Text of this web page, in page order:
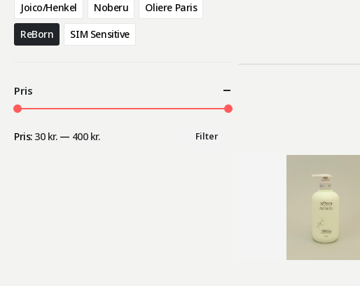
Joico/Henkel
Noberu
Oliere Paris
ReBorn
SIM Sensitive
Pris
Filter
Pris: 30 kr.— 400 kr.